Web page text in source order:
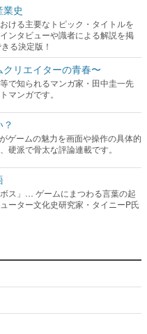
史
ける主要なトピック・タイトルを
ンタビューや識者による解説を掲
る決定版！
リエイターの青春〜
で知られるマンガ家・田中圭一先
マンガです。
ゲームの魅力を画面や操作の具体的
硬派で骨太な評論連載です。
ス」… ゲームにまつわる言葉の起
ーター文化史研究家・タイニーP氏